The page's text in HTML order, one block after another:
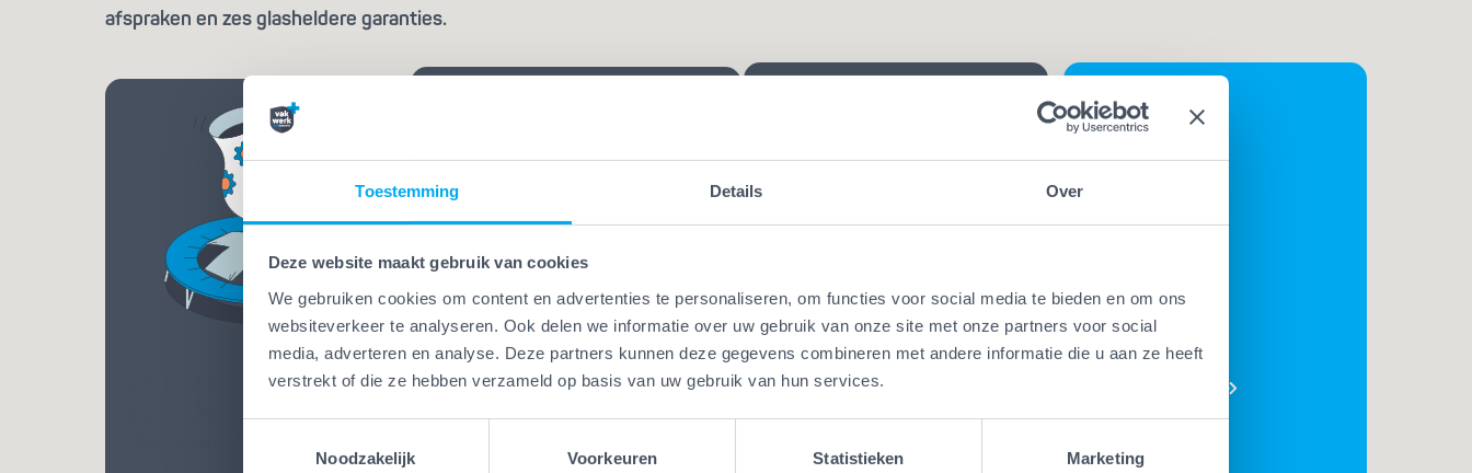
Toestemming Details Over
Deze website maakt gebruik van cookies
We gebruiken cookies om content en advertenties te personaliseren, om functies voor social media te bieden en om ons
websiteverkeer te analyseren. Ook delen we informatie over uw gebruik van onze site met onze partners voor social
media, adverteren en analyse. Deze partners kunnen deze gegevens combineren met andere informatie die u aan ze heeft
verstrekt of die ze hebben verzameld op basis van uw gebruik van hun services.
Noodzakelijk
Voorkeuren Statistieken Marketing
afspraken en zes glasheldere garanties.
Vakwerk Plus
Schadegarantie
Vakwerk Plus
Bekwaamheidsgarantie
Bij Vakwerk Plus-bedrijven werken
Vakwerk Plus
Kwaliteitsgarantie
Vakwerk Plus-bedrijven
leveren kwaliteit die blijft. Met
BEKIJK
AL ONZE